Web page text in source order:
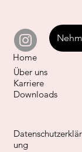
Home
Über uns
Karriere
Downloads
Datenschutzerklär
ung